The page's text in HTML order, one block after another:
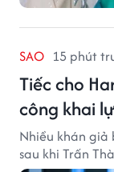
SAO 15 phút
Tiếc cho
công khai
Nhiều khán giả
sau khi Trấn